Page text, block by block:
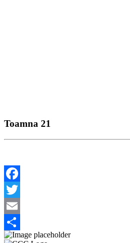
Toamna 21
Facebook
Twitter
Email
Share